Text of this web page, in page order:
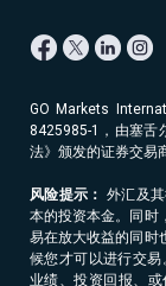
GO Markets
8425985-1，由塞舌
法》颁发的证券交易
风险提示： 外汇及
本的投资本金。同时
易在放大收益的同时
候您才可以进行交
业绩、投资回报、